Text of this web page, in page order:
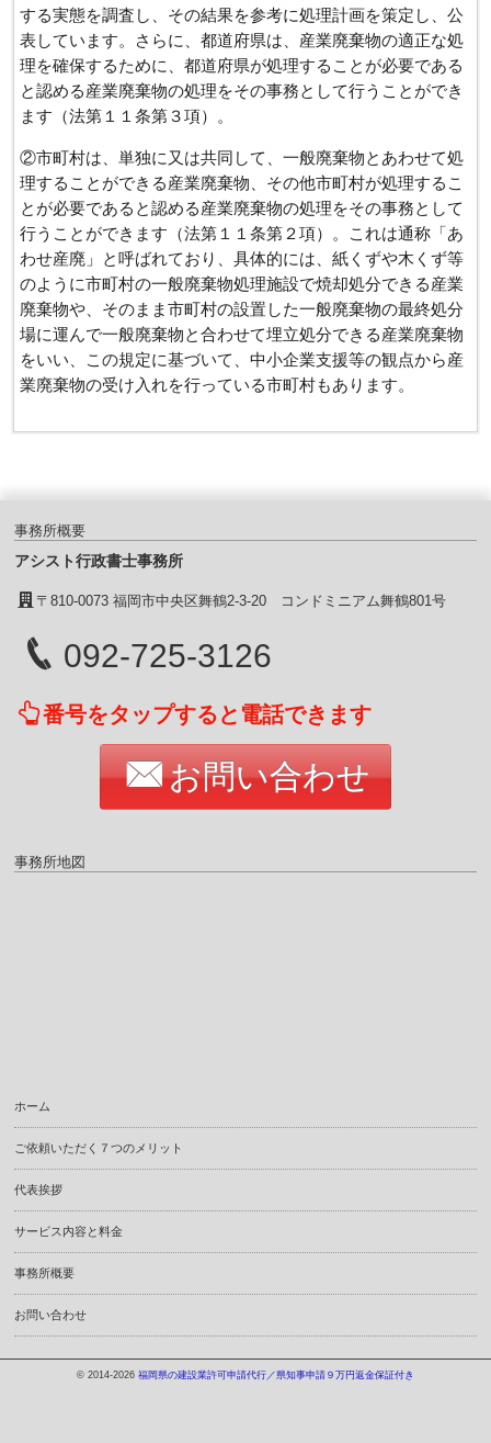
する実態を調査し、その結果を参考に処理計画を策定し、公
表しています。さらに、都道府県は、産業廃棄物の適正な処
理を確保するために、都道府県が処理することが必要である
と認める産業廃棄物の処理をその事務として行うことができ
ます（法第１１条第３項）。
②市町村は、単独に又は共同して、一般廃棄物とあわせて処
理することができる産業廃棄物、その他市町村が処理するこ
とが必要であると認める産業廃棄物の処理をその事務として
行うことができます（法第１１条第２項）。これは通称「あ
わせ産廃」と呼ばれており、具体的には、紙くずや木くず等
のように市町村の一般廃棄物処理施設で焼却処分できる産業
廃棄物や、そのまま市町村の設置した一般廃棄物の最終処分
場に運んで一般廃棄物と合わせて埋立処分できる産業廃棄物
をいい、この規定に基づいて、中小企業支援等の観点から産
業廃棄物の受け入れを行っている市町村もあります。
事務所概要
アシスト行政書士事務所
〒810-0073 福岡市中央区舞鶴2-3-20 コンドミニアム舞鶴801号
092-725-3126
番号をタップすると電話できます
お問い合わせ
事務所地図
ホーム
ご依頼いただく７つのメリット
代表挨拶
サービス内容と料金
事務所概要
お問い合わせ
© 2014-2026 福岡県の建設業許可申請代行／県知事申請９万円返金保証付き